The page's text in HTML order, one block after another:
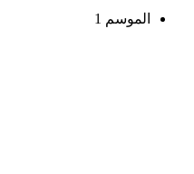
الموسم 1